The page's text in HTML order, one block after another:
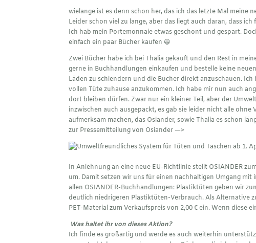
wielange ist es denn schon her, das ich das letzte Mal meine
Leider schon viel zu lange, aber das liegt auch daran, dass
Ich hab mein Portemonnaie etwas geschont und gespart.
einfach ein paar Bücher kaufen 😀
Zwei Bücher habe ich bei Thalia gekauft und den Rest in
gerne in Buchhandlungen einkaufen und bestelle keine
Läden zu schlendern und die Bücher direkt anzuschauen.
vollen Tüte zuhause anzukommen. Ich habe mir nun auch
dort bleiben dürfen. Zwar nur ein kleiner Teil, aber der
inzwischen auch ausgepackt, es gab sie leider nicht alle
aufmerksam machen, das Osiander, sowie Thalia es schon
zur Pressemitteilung von Osiander—>
In Anlehnung an eine neue EU-Richtlinie stellt OSIANDER
um. Damit setzen wir uns für einen nachhaltigen Umgang
allen OSIANDER-Buchhandlungen: Plastiktüten geben wir
deutlich niedrigeren Plastiktüten-Verbrauch. Als Alternative
PET-Material zum Verkaufspreis von 2,00 € ein. Wenn diese
Was haltet ihr von dieses Aktion?
Ich finde es großartig und werde es auch weiterhin